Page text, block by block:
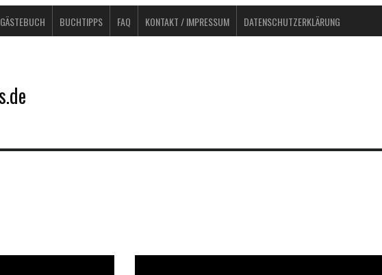
GÄSTEBUCH BUCHTIPPS FAQ KONTAKT / IMPRESSUM DATENSCHUTZERKLÄRUNG